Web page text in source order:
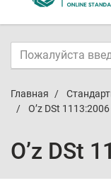
Главная
O’z DSt 1113:2006
O’z DSt